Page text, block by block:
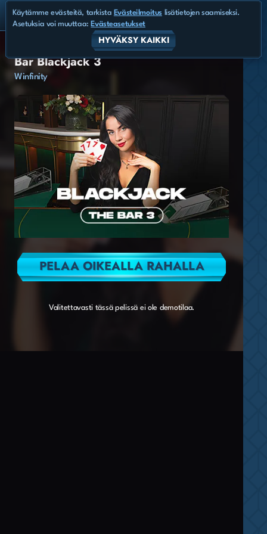
Bar Blackjack 3
Winfinity
PELAA OIKEALLA RAHALLA
Valitettavasti tässä pelissä ei ole demotilaa.
Käytämme evästeitä, tarkista Evästeilmoituslisätietojen saamiseksi.
Asetuksia voi muuttaa: Evästeasetukset
HYVÄKSY KAIKKI